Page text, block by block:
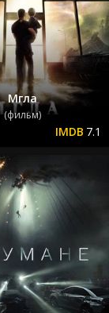
Мгла
(фильм)
7.1